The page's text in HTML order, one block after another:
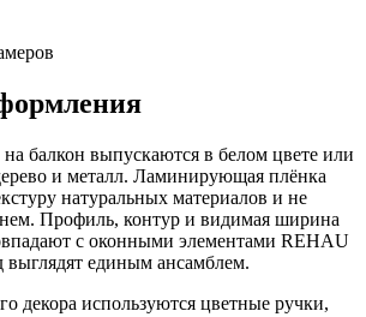
балкон выпускаются в белом цвете или
и металл. Ламинирующая плёнка
натуральных материалов и не
Профиль, контур и видимая ширина
с оконными элементами REHAU
единым ансамблем.
декора используются цветные ручки,